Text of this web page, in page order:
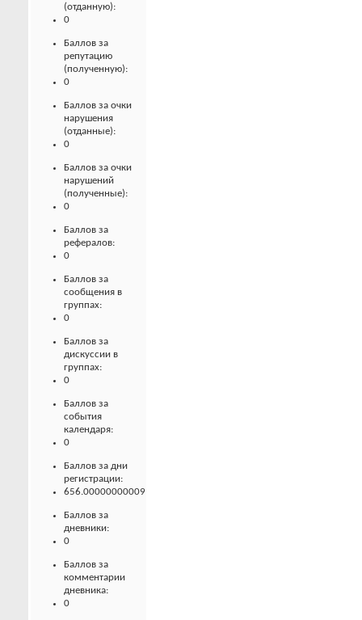
(отданную):
0
Баллов за
репутацию
(полученную):
0
Баллов за очки
нарушения
(отданные):
0
Баллов за очки
нарушений
(полученные):
0
Баллов за
рефералов:
0
Баллов за
сообщения в
группах:
0
Баллов за
дискуссии в
группах:
0
Баллов за
события
календаря:
0
Баллов за дни
регистрации:
656.00000000009
Баллов за
дневники:
0
Баллов за
комментарии
дневника:
0